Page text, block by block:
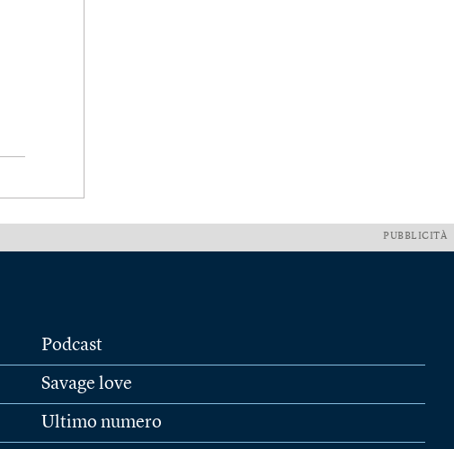
PUBBLICITÀ
Podcast
Savage love
Ultimo numero